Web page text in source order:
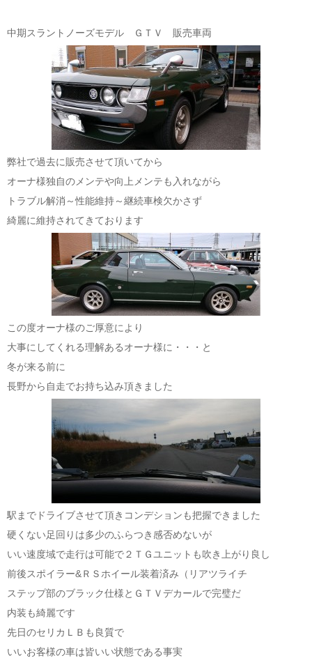
中期スラントノーズモデル ＧＴＶ 販売車両
弊社で過去に販売させて頂いてから
オーナ様独自のメンテや向上メンテも入れながら
トラブル解消～性能維持～継続車検欠かさず
綺麗に維持されてきております
この度オーナ様のご厚意により
大事にしてくれる理解あるオーナ様に・・・と
冬が来る前に
長野から自走でお持ち込み頂きました
駅までドライブさせて頂きコンデションも把握できました
硬くない足回りは多少のふらつき感否めないが
いい速度域で走行は可能で２ＴＧユニットも吹き上がり良し
前後スポイラー&ＲＳホイール装着済み（リアツライチ
ステップ部のブラック仕様とＧＴＶデカールで完璧だ
内装も綺麗です
先日のセリカＬＢも良質で
いいお客様の車は皆いい状態である事実